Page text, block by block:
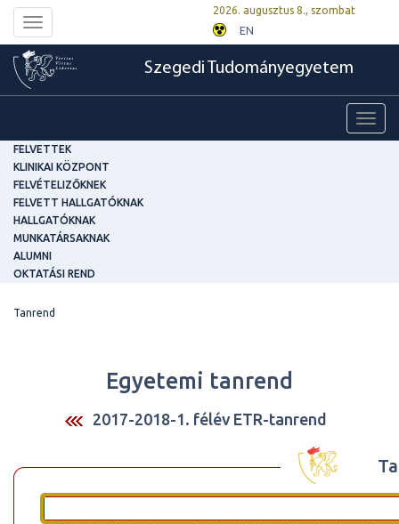
Toggle
navigation
2026. augusztus 8., szombat
EN
Szegedi Tudományegyetem
FELVETTEK
KLINIKAI KÖZPONT
FELVÉTELIZŐKNEK
FELVETT HALLGATÓKNAK
HALLGATÓKNAK
MUNKATÁRSAKNAK
ALUMNI
OKTATÁSI REND
Tanrend
Egyetemi tanrend
2017-2018-1. félév ETR-tanrend